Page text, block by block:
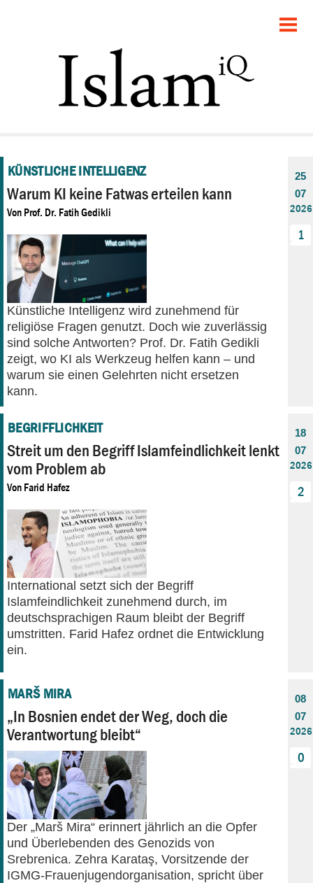
POLITIK
DEBATTE
PANORAMA
RECHT
FEUILLETON
KÜNSTLICHE INTELLIGENZ
Warum KI keine Fatwas erteilen kann
Von Prof. Dr. Fatih Gedikli
Künstliche Intelligenz wird zunehmend für
religiöse Fragen genutzt. Doch wie zuverlässig
sind solche Antworten? Prof. Dr. Fatih Gedikli
zeigt, wo KI als Werkzeug helfen kann – und
warum sie einen Gelehrten nicht ersetzen
kann.
25
07
2026
1
BEGRIFFLICHKEIT
Streit um den Begriff Islamfeindlichkeit lenkt
vom Problem ab
Von Farid Hafez
International setzt sich der Begriff
Islamfeindlichkeit zunehmend durch, im
deutschsprachigen Raum bleibt der Begriff
umstritten. Farid Hafez ordnet die Entwicklung
ein.
18
07
2026
2
MARŠ MIRA
„In Bosnien endet der Weg, doch die
Verantwortung bleibt“
Der „Marš Mira“ erinnert jährlich an die Opfer
und Überlebenden des Genozids von
Srebrenica. Zehra Karataş, Vorsitzende der
IGMG-Frauenjugendorganisation, spricht über
08
07
2026
0